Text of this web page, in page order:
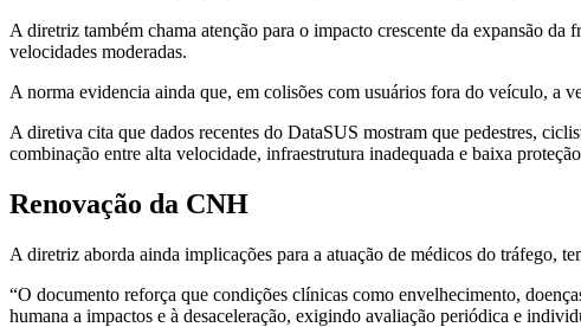
A diretriz também chama atenção para o impacto crescente da expansão
velocidades moderadas.
A norma evidencia ainda que, em colisões com usuários fora do veículo, a
A diretiva cita que dados recentes do DataSUS mostram que pedestres,
combinação entre alta velocidade, infraestrutura inadequada e baixa
Renovação da CNH
A diretriz aborda ainda implicações para a atuação de médicos do tráfego,
“O documento reforça que condições clínicas como envelhecimento,
humana a impactos e à desaceleração, exigindo avaliação periódica e